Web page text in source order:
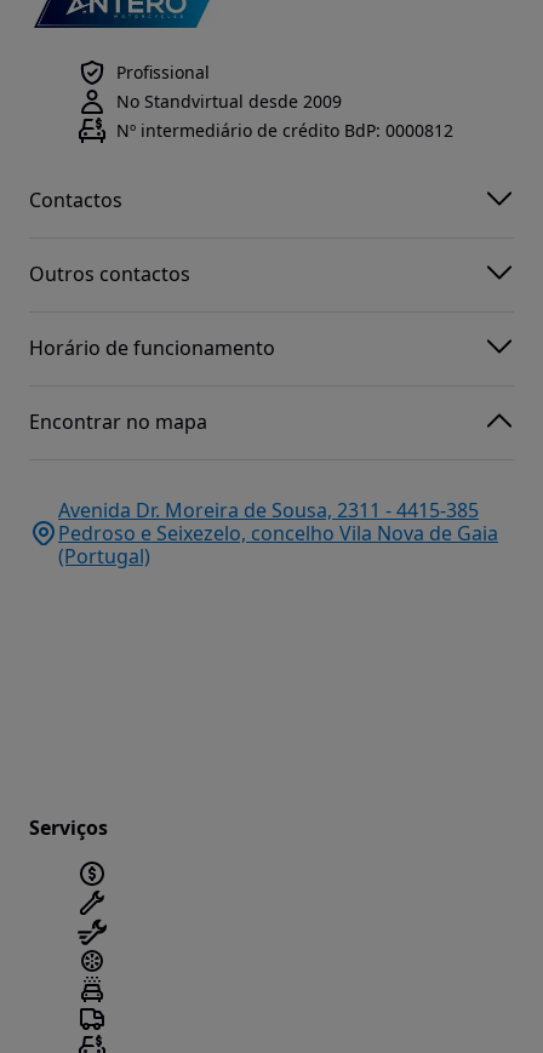
Profissional
No Standvirtual desde 2009
Nº intermediário de crédito BdP: 0000812
Contactos
Outros contactos
Horário de funcionamento
Encontrar no mapa
Avenida Dr. Moreira de Sousa, 2311 - 4415-385
Pedroso e Seixezelo, concelho Vila Nova de Gaia
(Portugal)
Serviços